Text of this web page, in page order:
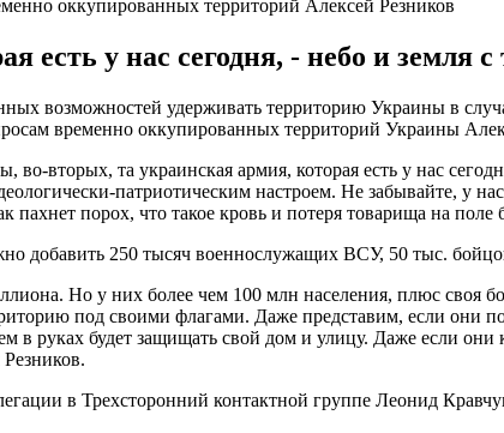
оккупированных территорий Алексей Резников
есть у нас сегодня, - небо и земля
возможностей удерживать территорию Украины в
временно оккупированных территорий Украины
вторых, та украинская армия, которая есть у нас
патриотическим настроем. Не забывайте, у
порох, что такое кровь и потеря товарища на
добавить 250 тысяч военнослужащих ВСУ, 50 тыс.
Но у них более чем 100 млн населения, плюс своя
под своими флагами. Даже представим, если они
руках будет защищать свой дом и улицу. Даже если
в Трехсторонний контактной группе Леонид